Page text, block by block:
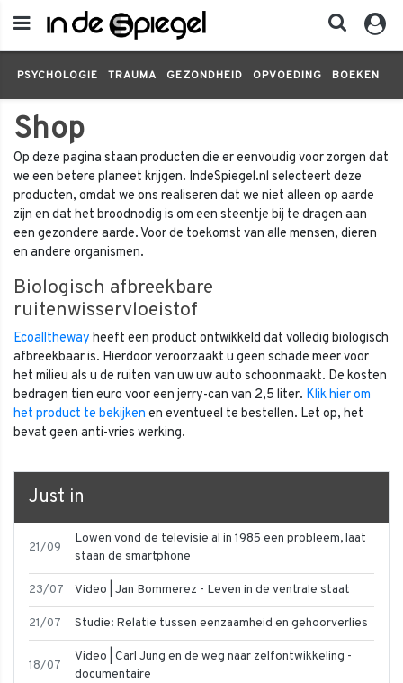
PSYCHOLOGIE TRAUMA GEZONDHEID OPVOEDING BOEKEN
Shop
Op deze pagina staan producten die er eenvoudig voor zorgen dat
we een betere planeet krijgen. IndeSpiegel.nl selecteert deze
producten, omdat we ons realiseren dat we niet alleen op aarde
zijn en dat het broodnodig is om een steentje bij te dragen aan
een gezondere aarde. Voor de toekomst van alle mensen, dieren
en andere organismen.
Biologisch afbreekbare
ruitenwisservloeistof
Ecoalltheway heeft een product ontwikkeld dat volledig biologisch
afbreekbaar is. Hierdoor veroorzaakt u geen schade meer voor
het milieu als u de ruiten van uw uw auto schoonmaakt. De kosten
bedragen tien euro voor een jerry-can van 2,5 liter. Klik hier om
het product te bekijken en eventueel te bestellen. Let op, het
bevat geen anti-vries werking.
Just in
21/09
Lowen vond de televisie al in 1985 een probleem, laat
staan de smartphone
23/07 Video | Jan Bommerez - Leven in de ventrale staat
21/07 Studie: Relatie tussen eenzaamheid en gehoorverlies
18/07
Video | Carl Jung en de weg naar zelfontwikkeling -
documentaire